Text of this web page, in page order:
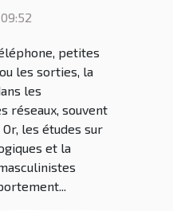
?
petites
les sorties, la
les
réseaux, souvent
Or, les études sur
et la